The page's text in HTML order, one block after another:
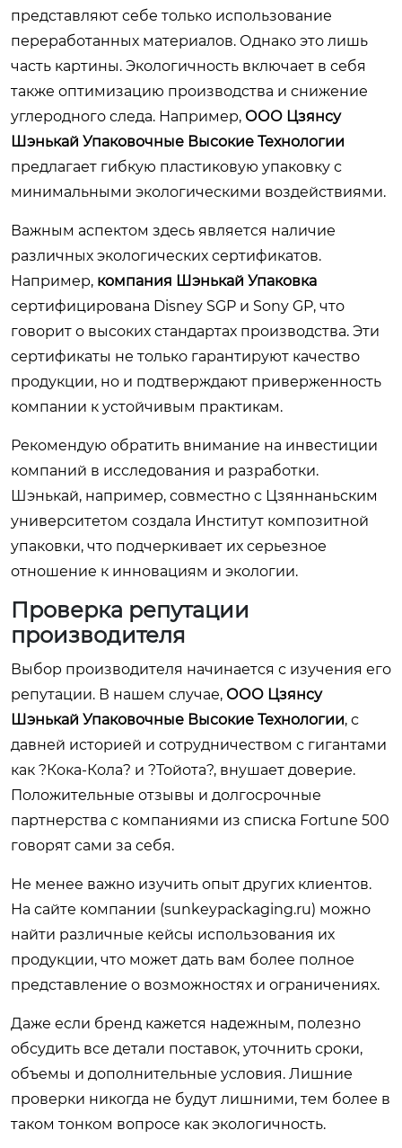
представляют себе только использование
переработанных материалов. Однако это лишь
часть картины. Экологичность включает в себя
также оптимизацию производства и снижение
углеродного следа. Например, ООО Цзянсу
Шэнькай Упаковочные Высокие Технологии
предлагает гибкую пластиковую упаковку с
минимальными экологическими воздействиями.
Важным аспектом здесь является наличие
различных экологических сертификатов.
Например, компания Шэнькай Упаковка
сертифицирована Disney SGP и Sony GP, что
говорит о высоких стандартах производства. Эти
сертификаты не только гарантируют качество
продукции, но и подтверждают приверженность
компании к устойчивым практикам.
Рекомендую обратить внимание на инвестиции
компаний в исследования и разработки.
Шэнькай, например, совместно с Цзяннаньским
университетом создала Институт композитной
упаковки, что подчеркивает их серьезное
отношение к инновациям и экологии.
Проверка репутации
производителя
Выбор производителя начинается с изучения его
репутации. В нашем случае, ООО Цзянсу
Шэнькай Упаковочные Высокие Технологии, с
давней историей и сотрудничеством с гигантами
как ?Кока-Кола? и ?Тойота?, внушает доверие.
Положительные отзывы и долгосрочные
партнерства с компаниями из списка Fortune 500
говорят сами за себя.
Не менее важно изучить опыт других клиентов.
На сайте компании (sunkeypackaging.ru) можно
найти различные кейсы использования их
продукции, что может дать вам более полное
представление о возможностях и ограничениях.
Даже если бренд кажется надежным, полезно
обсудить все детали поставок, уточнить сроки,
объемы и дополнительные условия. Лишние
проверки никогда не будут лишними, тем более в
таком тонком вопросе как экологичность.